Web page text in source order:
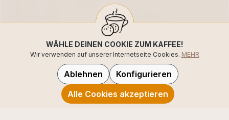
WÄHLE DEINEN COOKIE ZUM KAFFEE!
Wir verwenden auf unserer Internetseite Cookies. MEHR
Ablehnen
Konfigurieren
Alle Cookies akzeptieren